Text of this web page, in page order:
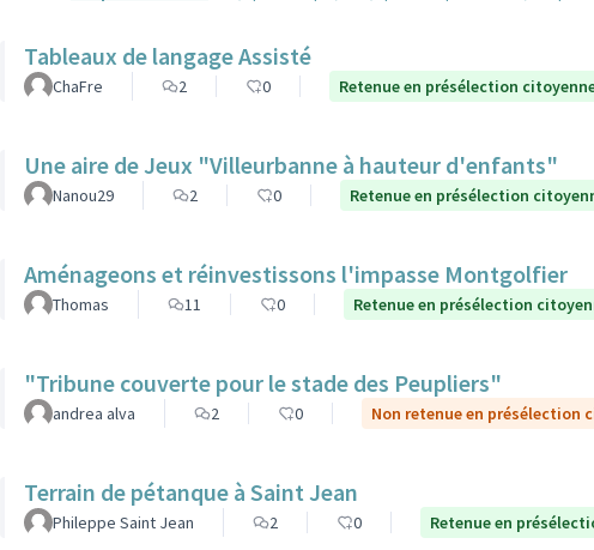
Tableaux de langage Assisté
ChaFre 2 0 Retenue en présélection
Une aire de Jeux "Villeurbanne à hauteur d'enfants"
Nanou29 2 0 Retenue en présélection
Aménageons et réinvestissons l'impasse Montgolfier
Thomas 11 0 Retenue en présélection
"Tribune couverte pour le stade des Peupliers"
andrea alva 2 0 Non retenue en présélection
Terrain de pétanque à Saint Jean
Phileppe Saint Jean 2 0 Retenue en